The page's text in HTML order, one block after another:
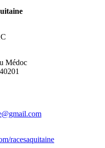
Médoc
racesaquitaine